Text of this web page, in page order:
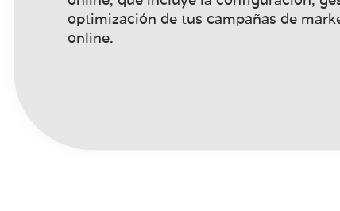
optimización de tus campañas de
online.